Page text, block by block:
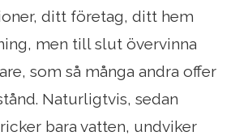
ditt företag, ditt hem
men till slut övervinna
som så många andra offer
Naturligtvis, sedan
bara vatten, undviker